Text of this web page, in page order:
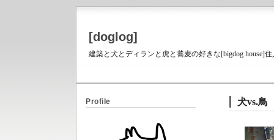
[doglog]
建築と犬とディランと虎と蕎麦の好きな[bigdog house]
犬vs.鳥
Profile